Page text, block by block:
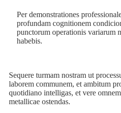
Per demonstrationes
profundam cognitionem
punctorum operationis variarum
habebis.
Sequere turmam nostram ut
laborem communem, et ambitum
quotidiano intelligas, et vere
metallicae ostendas.